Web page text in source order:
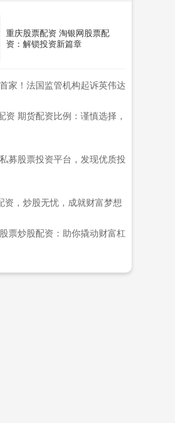
重庆股票配资 淘银网股票配
资：解锁投资新篇章
家！法国监管机构起诉英伟达
资 期货配资比例：谨慎选择，
募股票投资平台，发现优质投
资，炒股无忧，成就财富梦想
票炒股配资：助你撬动财富杠